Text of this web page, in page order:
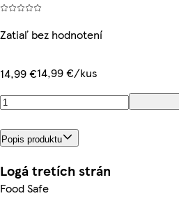
Zatiaľ bez hodnotení
14,99 €14,99 €/kus
Popis produktu
Logá tretích strán
Food Safe